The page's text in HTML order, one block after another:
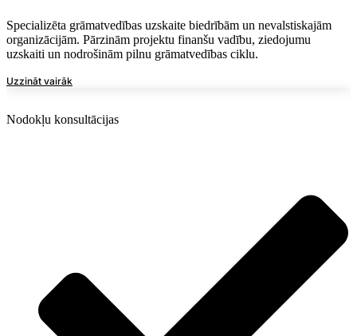
Specializēta grāmatvedības uzskaite biedrībām un nevalstiskajām
organizācijām. Pārzinām projektu finanšu vadību, ziedojumu
uzskaiti un nodrošinām pilnu grāmatvedības ciklu.
Uzzināt vairāk
Nodokļu konsultācijas